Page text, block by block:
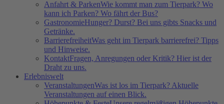
Anfahrt & ParkenWie kommt man zum Tierpark? Wo
kann ich Parken? Wo fährt der Bus?
GastronomieHunger? Durst? Bei uns gibts Snacks und
Getränke.
BarrierefreiheitWas geht im Tierpark barrierefrei? Tipps
und Hinweise.
KontaktFragen, Anregungen oder Kritik? Hier ist der
Draht zu uns.
Erlebniswelt
VeranstaltungenWas ist los im Tierpark? Aktuelle
Veranstaltungen auf einen Blick.